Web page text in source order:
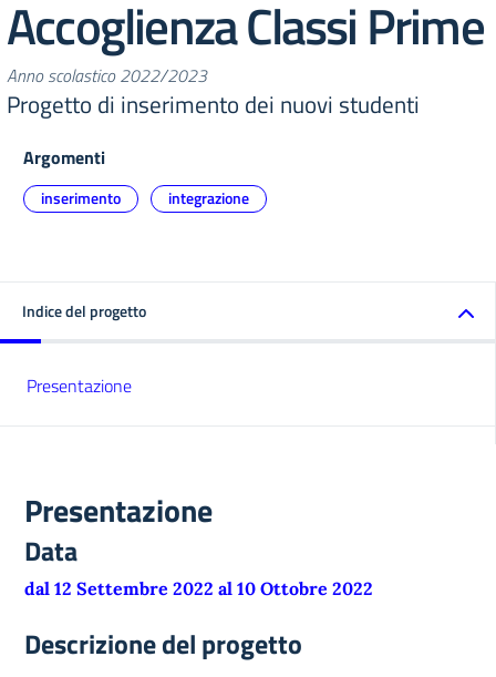
Accoglienza Classi Prime
Anno scolastico 2022/2023
Progetto di inserimento dei nuovi studenti
Argomenti
inserimento integrazione
Indice del progetto
Presentazione
Presentazione
Data
dal 12 Settembre 2022 al 10 Ottobre 2022
Descrizione del progetto